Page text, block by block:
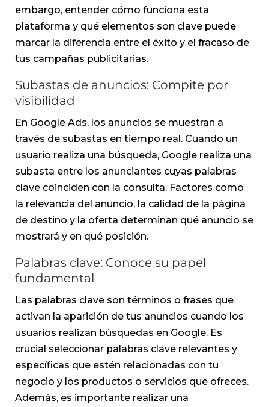
embargo, entender cómo funciona esta
plataforma y qué elementos son clave puede
marcar la diferencia entre el éxito y el fracaso de
tus campañas publicitarias.
Subastas de anuncios: Compite por
visibilidad
En Google Ads, los anuncios se muestran a
través de subastas en tiempo real. Cuando un
usuario realiza una búsqueda, Google realiza una
subasta entre los anunciantes cuyas palabras
clave coinciden con la consulta. Factores como
la relevancia del anuncio, la calidad de la página
de destino y la oferta determinan qué anuncio se
mostrará y en qué posición.
Palabras clave: Conoce su papel
fundamental
Las palabras clave son términos o frases que
activan la aparición de tus anuncios cuando los
usuarios realizan búsquedas en Google. Es
crucial seleccionar palabras clave relevantes y
específicas que estén relacionadas con tu
negocio y los productos o servicios que ofreces.
Además, es importante realizar una